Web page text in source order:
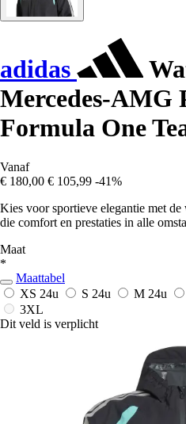
adidas
Mercedes-AMG
Formula One
Vanaf
€ 180,00 € 105,99 -41%
Kies voor sportieve elegantie met de
die comfort en prestaties in alle
Maat
*
Maattabel
XS 24u S 24u M 24u
3XL
Dit veld is verplicht